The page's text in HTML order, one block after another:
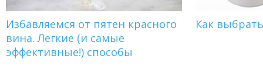
Избавляемся от пятен красного
вина. Легкие (и самые
эффективные!) способы
Как